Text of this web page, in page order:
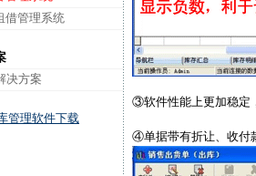
借管理系统
决方案
管理软件下载
③软件性能上更加稳定
④单据带有折让、收付